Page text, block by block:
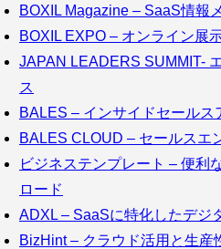
BOXIL Magazine – SaaS情報
BOXIL EXPO – オンライン展
JAPAN LEADERS SUMMIT-
ス
BALES – インサイドセールス
BALES CLOUD – セールスエ
ビジネステンプレート – 便利
ロード
ADXL – SaaSに特化したデジ
BizHint – クラウド活用と生産